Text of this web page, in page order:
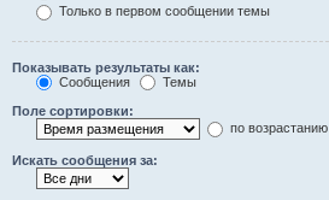
Только в первом сообщении темы
Показывать результаты как:
Сообщения
Темы
Поле сортировки:
по возрастанию
Искать сообщения за: